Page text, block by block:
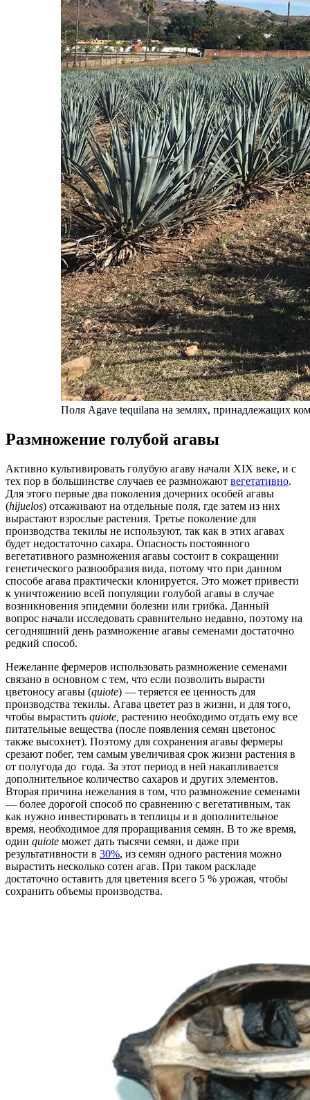
Поля Agave tequilana на землях, принадлежащих
Размножение голубой агавы
Активно культивировать голубую агаву начали XIX веке, и с
тех пор в большинстве случаев ее размножают вегетативно.
Для этого первые два поколения дочерних особей агавы
(hijuelos) отсаживают на отдельные поля, где затем из них
вырастают взрослые растения. Третье поколение для
производства текилы не используют, так как в этих агавах
будет недостаточно сахара. Опасность постоянного
вегетативного размножения агавы состоит в сокращении
генетического разнообразия вида, потому что при данном
способе агава практически клонируется. Это может привести
к уничтожению всей популяции голубой агавы в случае
возникновения эпидемии болезни или грибка. Данный
вопрос начали исследовать сравнительно недавно, поэтому на
сегодняшний день размножение агавы семенами достаточно
редкий способ.
Нежелание фермеров использовать размножение семенами
связано в основном с тем, что если позволить вырасти
цветоносу агавы (quiote) — теряется ее ценность для
производства текилы. Агава цветет раз в жизни, и для того,
чтобы вырастить quiote, растению необходимо отдать ему все
питательные вещества (после появления семян цветонос
также высохнет). Поэтому для сохранения агавы фермеры
срезают побег, тем самым увеличивая срок жизни растения в
от полугода до года. За этот период в ней накапливается
дополнительное количество сахаров и других элементов.
Вторая причина нежелания в том, что размножение семенами
— более дорогой способ по сравнению с вегетативным, так
как нужно инвестировать в теплицы и в дополнительное
время, необходимое для проращивания семян. В то же время,
один quiote может дать тысячи семян, и даже при
результативности в 30%, из семян одного растения можно
вырастить несколько сотен агав. При таком раскладе
достаточно оставить для цветения всего 5 % урожая, чтобы
сохранить объемы производства.